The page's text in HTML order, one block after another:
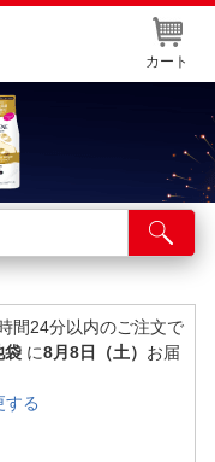
カート
間24分以内のご注文で
袋 に8月8日（土） お届
する